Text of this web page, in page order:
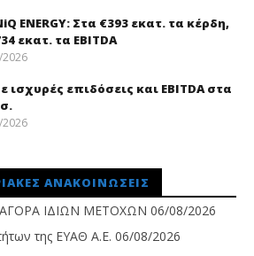
ENERGY: Στα €393 εκατ. τα κέρδη,
εκατ. τα EBITDA
ισχυρές επιδόσεις και EBITDA στα
ΑΝΑΚΟΙΝΏΣΕΙΣ
ΙΔΙΩΝ ΜΕΤΟΧΩΝ 06/08/2026
της ΕΥΑΘ Α.Ε. 06/08/2026